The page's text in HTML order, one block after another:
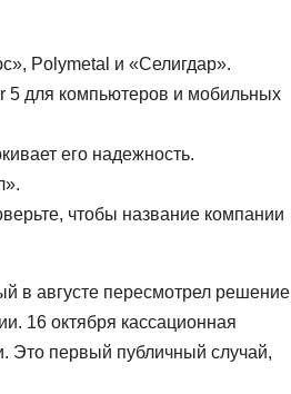
Polymetal и «Селигдар».
5 для компьютеров и мобильных
его надежность.
чтобы название компании
в августе пересмотрел решение
16 октября кассационная
Это первый публичный случай,